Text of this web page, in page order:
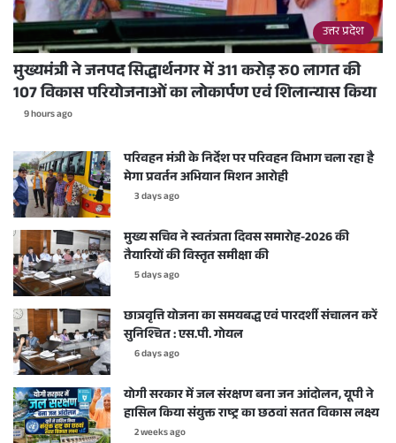
उत्तर प्रदेश
मुख्यमंत्री ने जनपद सिद्धार्थनगर में 311 करोड़ रु0 लागत की
107 विकास परियोजनाओं का लोकार्पण एवं शिलान्यास किया
9 hours ago
परिवहन मंत्री के निर्देश पर परिवहन विभाग चला रहा है
मेगा प्रवर्तन अभियान मिशन आरोही
3 days ago
मुख्य सचिव ने स्वतंत्रता दिवस समारोह-2026 की
तैयारियों की विस्तृत समीक्षा की
5 days ago
छात्रवृत्ति योजना का समयबद्ध एवं पारदर्शी संचालन करें
सुनिश्चित : एस.पी. गोयल
6 days ago
योगी सरकार में जल संरक्षण बना जन आंदोलन, यूपी ने
हासिल किया संयुक्त राष्ट्र का छठवां सतत विकास लक्ष्य
2 weeks ago